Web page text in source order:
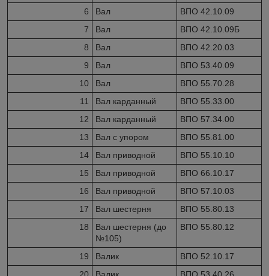
6
Вал
ВПО 42.10.09
7
Вал
ВПО 42.10.09Б
8
Вал
ВПО 42.20.03
9
Вал
ВПО 53.40.09
10
Вал
ВПО 55.70.28
11
Вал карданный
ВПО 55.33.00
12
Вал карданный
ВПО 57.34.00
13
Вал с упором
ВПО 55.81.00
14
Вал приводной
ВПО 55.10.10
15
Вал приводной
ВПО 66.10.17
16
Вал приводной
ВПО 57.10.03
17
Вал шестерня
ВПО 55.80.13
18
Вал шестерня (до
№105)
ВПО 55.80.12
19 Валик
ВПО 52.10.17
20
Валик
ВПО 53.40.26